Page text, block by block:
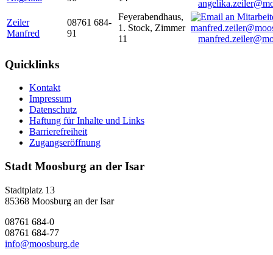
Zeiler
Manfred
08761 684-
91
Feyerabendhaus,
1. Stock, Zimmer
11
Quicklinks
Kontakt
Impressum
Datenschutz
Haftung für Inhalte und Links
Barrierefreiheit
Zugangseröffnung
Stadt Moosburg an der Isar
Stadtplatz 13
85368 Moosburg an der Isar
08761 684-0
08761 684-77
info@moosburg.de